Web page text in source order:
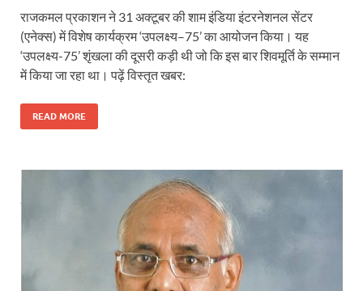
राजकमल प्रकाशन ने 31 अक्टूबर की शाम इंडिया इंटरनेशनल सेंटर
(एनेक्स) में विशेष कार्यक्रम ‘उपलक्ष्य–75’ का आयोजन किया। यह
‘उपलक्ष्य-75’ शृंखला की दूसरी कड़ी थी जो कि इस बार शिवमूर्ति के सम्मान
में किया जा रहा था। पढ़ें विस्तृत खबर:
READ MORE